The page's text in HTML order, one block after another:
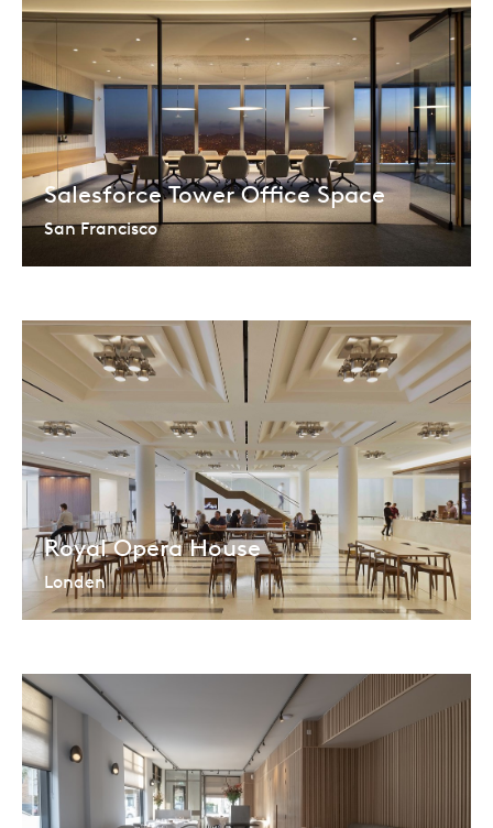
Salesforce Tower Office Space
San Francisco
Royal Opera House
Londen